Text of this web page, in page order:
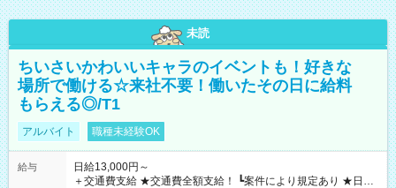
未読
ちいさいかわいいキャラのイベントも！好きな
場所で働ける☆来社不要！働いたその日に給料
もらえる◎/T1
アルバイト 職種未経験OK
給与
日給13,000円～
＋交通費支給 ★交通費全額支給！ ┗案件により規定あり ★日払